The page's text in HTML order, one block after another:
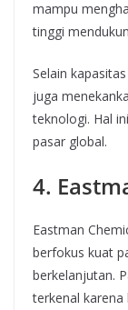
mampu
tinggi
Selain
juga
teknologi. Hal
pasar global.
4.
Eastman
berfokus kuat
berkelanjutan.
terkenal